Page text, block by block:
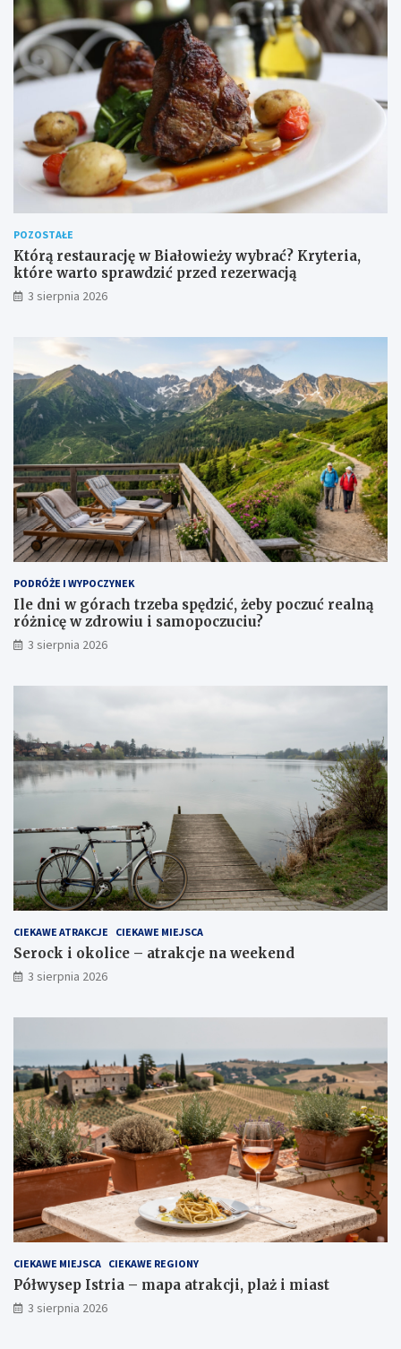
POZOSTAŁE
Którą restaurację w Białowieży wybrać? Kryteria,
które warto sprawdzić przed rezerwacją
3 sierpnia 2026
PODRÓŻE I WYPOCZYNEK
Ile dni w górach trzeba spędzić, żeby poczuć realną
różnicę w zdrowiu i samopoczuciu?
3 sierpnia 2026
CIEKAWE ATRAKCJE CIEKAWE MIEJSCA
Serock i okolice – atrakcje na weekend
3 sierpnia 2026
CIEKAWE MIEJSCA CIEKAWE REGIONY
Półwysep Istria – mapa atrakcji, plaż i miast
3 sierpnia 2026